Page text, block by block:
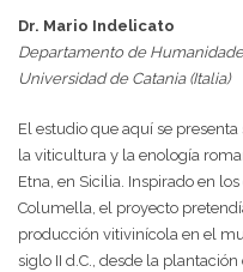
Dr. Mario Indelicato
Departamento de
Universidad de Catania (Italia)
El estudio que aquí se
la viticultura y la enología
Etna, en Sicilia. Inspirado en
Columella, el proyecto
producción vitivinícola en el
siglo II d.C., desde la